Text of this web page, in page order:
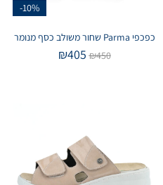
-10%
כפכפי Parma שחור משולב כסף מנומר
₪450
₪405